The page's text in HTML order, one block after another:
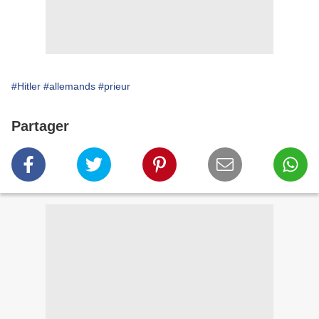
#Hitler #allemands #prieur
Partager